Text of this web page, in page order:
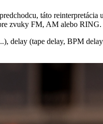
táto reinterpretácia
zvuky FM, AM alebo RING.
delay (tape delay, BPM